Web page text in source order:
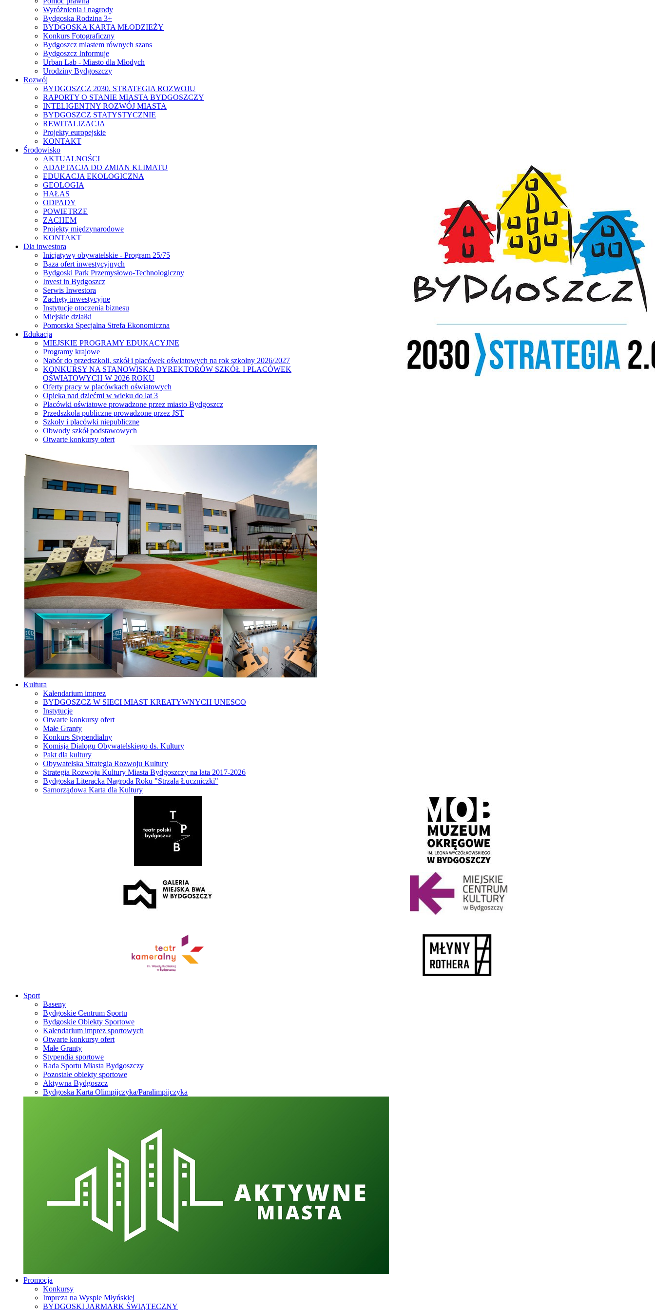
Wyróżnienia i nagrody
Bydgoska Rodzina 3+
BYDGOSKA KARTA MŁODZIEŻY
Konkurs Fotograficzny
Bydgoszcz miastem równych szans
Bydgoszcz Informuje
Urban Lab - Miasto dla Młodych
Urodziny Bydgoszczy
Rozwój
BYDGOSZCZ 2030. STRATEGIA ROZWOJU
RAPORTY O STANIE MIASTA BYDGOSZCZY
INTELIGENTNY ROZWÓJ MIASTA
BYDGOSZCZ STATYSTYCZNIE
REWITALIZACJA
Projekty europejskie
KONTAKT
Środowisko
AKTUALNOŚCI
ADAPTACJA DO ZMIAN KLIMATU
EDUKACJA EKOLOGICZNA
GEOLOGIA
HAŁAS
ODPADY
POWIETRZE
ZACHEM
Projekty międzynarodowe
KONTAKT
Dla inwestora
Inicjatywy obywatelskie - Program 25/75
Baza ofert inwestycyjnych
Bydgoski Park Przemysłowo-Technologiczny
Invest in Bydgoszcz
Serwis Inwestora
Zachęty inwestycyjne
Instytucje otoczenia biznesu
Miejskie działki
Pomorska Specjalna Strefa Ekonomiczna
Edukacja
MIEJSKIE PROGRAMY EDUKACYJNE
Programy krajowe
Nabór do przedszkoli, szkół i placówek oświatowych na rok szkolny 2026/2027
KONKURSY NA STANOWISKA DYREKTORÓW SZKÓŁ I PLACÓWEK
OŚWIATOWYCH W 2026 ROKU
Oferty pracy w placówkach oświatowych
Opieka nad dziećmi w wieku do lat 3
Placówki oświatowe prowadzone przez miasto Bydgoszcz
Przedszkola publiczne prowadzone przez JST
Szkoły i placówki niepubliczne
Obwody szkół podstawowych
Otwarte konkursy ofert
Kultura
Kalendarium imprez
BYDGOSZCZ W SIECI MIAST KREATYWNYCH UNESCO
Instytucje
Otwarte konkursy ofert
Małe Granty
Konkurs Stypendialny
Komisja Dialogu Obywatelskiego ds. Kultury
Pakt dla kultury
Obywatelska Strategia Rozwoju Kultury
Strategia Rozwoju Kultury Miasta Bydgoszczy na lata 2017-2026
Bydgoska Literacka Nagroda Roku "Strzała Łuczniczki"
Samorządowa Karta dla Kultury
Sport
Baseny
Bydgoskie Centrum Sportu
Bydgoskie Obiekty Sportowe
Kalendarium imprez sportowych
Otwarte konkursy ofert
Małe Granty
Stypendia sportowe
Rada Sportu Miasta Bydgoszczy
Pozostałe obiekty sportowe
Aktywna Bydgoszcz
Bydgoska Karta Olimpijczyka/Paralimpijczyka
Promocja
Konkursy
Impreza na Wyspie Młyńskiej
BYDGOSKI JARMARK ŚWIĄTECZNY